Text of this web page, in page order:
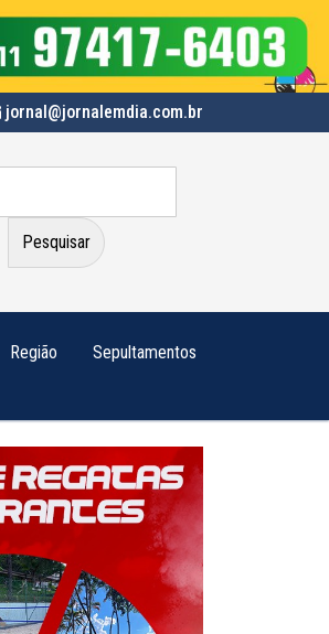
jornal@jornalemdia.com.br
Região Sepultamentos